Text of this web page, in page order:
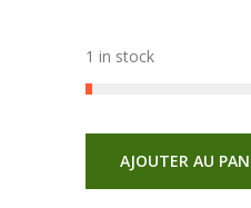
1 in stock
AJOUTER AU